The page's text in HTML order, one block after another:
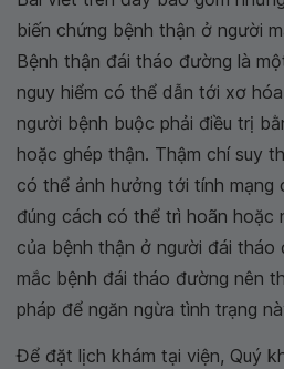
biến chứng bệnh thận ở người
Bệnh thận đái tháo đường là
nguy hiểm có thể dẫn tới xơ
người bệnh buộc phải điều trị
hoặc ghép thận. Thậm chí suy
có thể ảnh hưởng tới tính mạng
đúng cách có thể trì hoãn hoặc
của bệnh thận ở người đái tháo
mắc bệnh đái tháo đường nên
pháp để ngăn ngừa tình trạng
Để đặt lịch khám tại viện, Quý